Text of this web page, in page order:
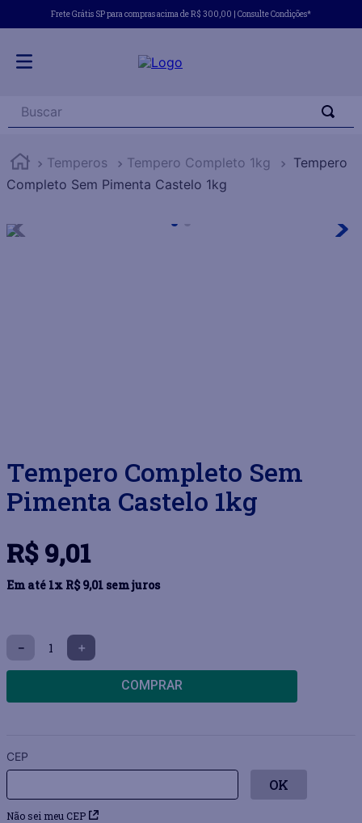
Frete Grátis SP para compras acima de R$ 300,00 | Consulte Condições*
Buscar
Temperos Tempero Completo 1kg
Tempero
Completo Sem Pimenta Castelo 1kg
Tempero Completo Sem
Pimenta Castelo 1kg
R$ 9,01
Em até 1x R$ 9,01 sem juros
＋
－
COMPRAR
CEP
Não sei meu CEP